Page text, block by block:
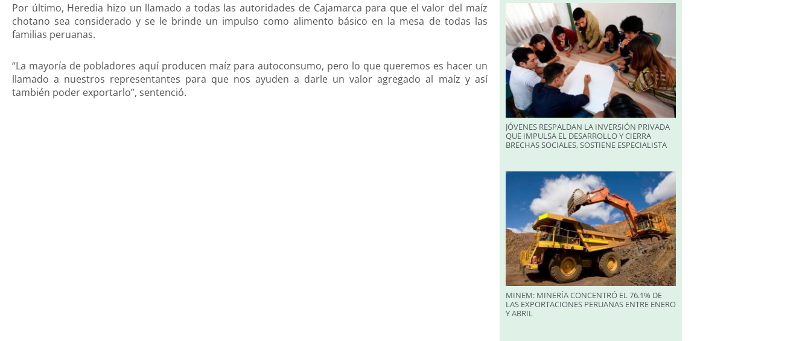
Por último, Heredia hizo un llamado a todas las autoridades de Cajamarca para que el valor del maíz
chotano sea considerado y se le brinde un impulso como alimento básico en la mesa de todas las
familias peruanas.
“La mayoría de pobladores aquí producen maíz para autoconsumo, pero lo que queremos es hacer un
llamado a nuestros representantes para que nos ayuden a darle un valor agregado al maíz y así
también poder exportarlo”, sentenció.
JÓVENES RESPALDAN LA INVERSIÓN PRIVADA
QUE IMPULSA EL DESARROLLO Y CIERRA
BRECHAS SOCIALES, SOSTIENE ESPECIALISTA
MINEM: MINERÍA CONCENTRÓ EL 76.1% DE
LAS EXPORTACIONES PERUANAS ENTRE ENERO
Y ABRIL